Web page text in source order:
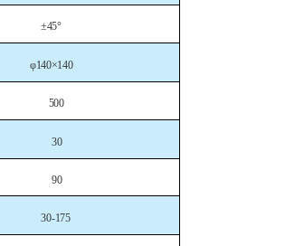
±45°
φ140×140
500
30
90
30-175